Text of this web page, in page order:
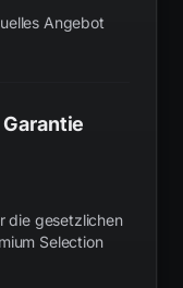
Angebot
die gesetzlichen
Selection